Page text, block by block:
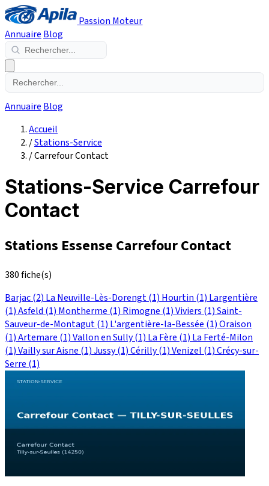
Passion Moteur
Annuaire Blog
Annuaire Blog
Accueil
/Stations-Service
/Carrefour Contact
Stations-Service Carrefour
Contact
Stations Essense Carrefour Contact
380 fiche(s)
Barjac(2) La Neuville-Lès-Dorengt(1) Hourtin (1) Largentière
(1)Asfeld (1) Montherme (1) Rimogne (1)Viviers (1)Saint-
Sauveur-de-Montagut(1) L'argentière-la-Bessée (1)Oraison
(1)Artemare (1)Vallon en Sully(1) La Fère (1) La Ferté-Milon
(1)Vailly sur Aisne (1)Jussy(1)Cérilly(1)Venizel (1)Crécy-sur-
Serre (1)